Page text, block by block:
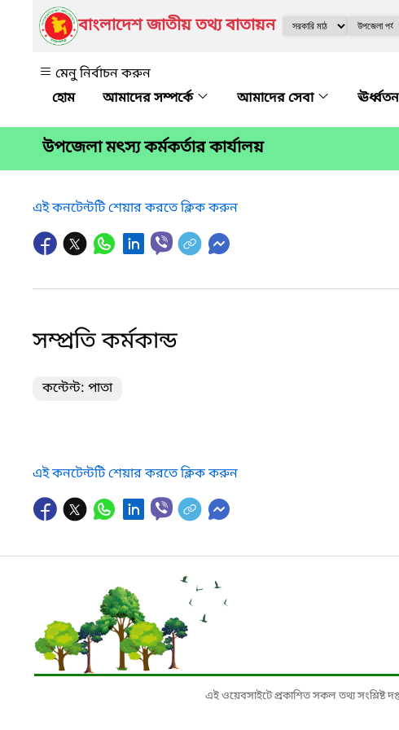
বাংলাদেশ জাতীয় তথ্য বাতায়ন
মেনু নির্বাচন করুন
আমাদের সম্পর্কে
আমাদের সেবা
উপজেলা মৎস্য কর্মকর্তার কার্যালয়
এই কনটেন্টটি শেয়ার করতে ক্লিক করুন
সম্প্রতি কর্মকান্ড
কন্টেন্ট: পাতা
এই কনটেন্টটি শেয়ার করতে ক্লিক করুন
এই ওয়েবসাইটে প্রকাশিত সকল তথ্য সংশ্লিষ্ট